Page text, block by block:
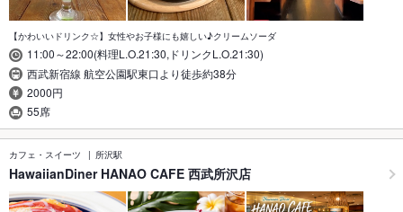
【かわいいドリンク☆】女性やお子様にも嬉しい♪クリームソーダ
11:00～22:00(料理L.O.21:30,ドリンクL.O.21:30)
西武新宿線 航空公園駅東口より徒歩約38分
2000円
55席
カフェ・スイーツ 所沢駅
HawaiianDiner HANAO CAFE 西武所沢店